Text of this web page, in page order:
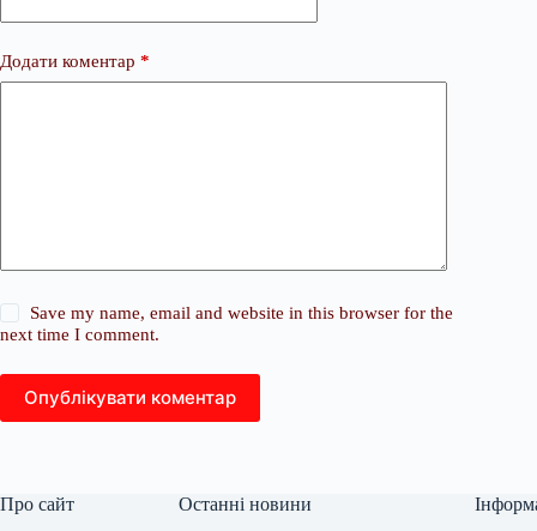
Додати коментар *
Save my name, email and website in this browser for the
next time I comment.
Опублікувати коментар
Про сайт Останні новини